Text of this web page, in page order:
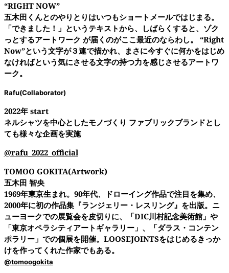
“RIGHT NOW”
五木田くんとのやりとりはいつもショートメールではじまる。
「できました！」というテキストから、しばらくすると、ゾク
っとするアートワーク が届くのがここ最近のならわし。 “Right
Now”という文字が３連で描かれ、まさに今すぐに何かをはじめ
なければという気にさせる文字の持つ力を感じさせるアートワ
ーク。
Rafu(Collaborator)
2022年 start
ネルシャツを中心としたモノづくり ファブリックブランドとし
ても様々な企画を実施
@rafu_2022_official
TOMOO GOKITA(Artwork)
五木田 智央
1969年東京生まれ。90年代、ドローイング作品で注目を集め、
2000年に初の作品集『ランジェリー・レスリング』を出版。ニ
ューヨークでの展覧会を皮切りに、「DIC川村記念美術館」や
「東京オペラシティアートギャラリー」、「ダラス・コンテン
ポラリー」での個展を開催。LOOSEJOINTSをはじめるきっか
けを作ってくれた作家でもある。
@tomoogokita